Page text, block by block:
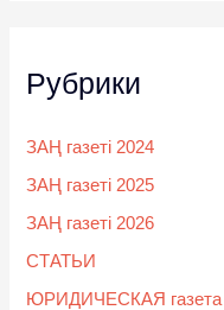
Рубрики
ЗАҢ газеті 2024
ЗАҢ газеті 2025
ЗАҢ газеті 2026
СТАТЬИ
ЮРИДИЧЕСКАЯ газета